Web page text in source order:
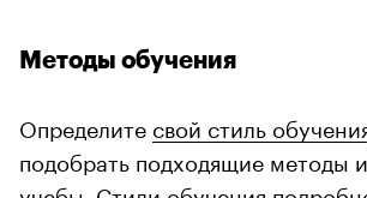
Методы обучения
Определите свой стиль
подобрать подходящие методы